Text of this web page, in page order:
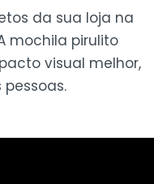
da sua loja na
mochila pirulito
visual melhor,